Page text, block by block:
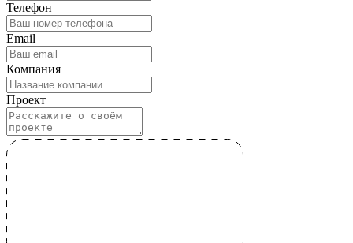
Телефон
Email
Компания
Проект